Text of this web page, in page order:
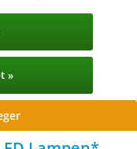
»